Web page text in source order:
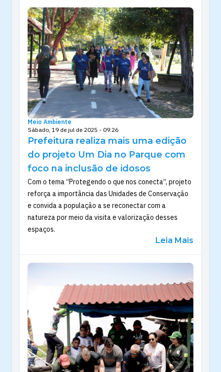
Meio Ambiente
Sábado, 19 de jul de 2025 - 09:26
Prefeitura realiza mais uma edição
do projeto Um Dia no Parque com
foco na inclusão de idosos
Com o tema “Protegendo o que nos conecta”, projeto
reforça a importância das Unidades de Conservação
e convida a população a se reconectar com a
natureza por meio da visita e valorização desses
espaços.
Leia Mais